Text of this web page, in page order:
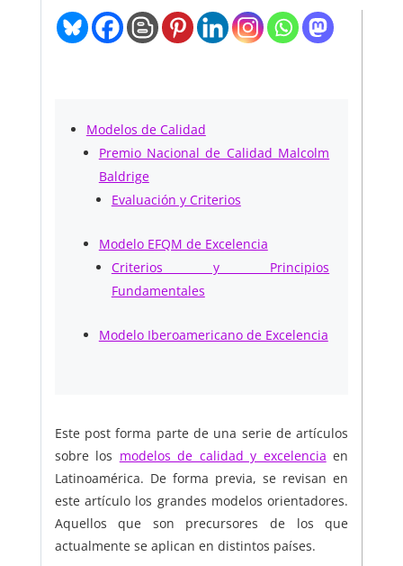
Modelos de Calidad
Premio Nacional de Calidad Malcolm
Baldrige
Evaluación y Criterios
Modelo EFQM de Excelencia
Criterios y Principios
Fundamentales
Modelo Iberoamericano de Excelencia
Este post forma parte de una serie de artículos
sobre los modelos de calidad y excelencia en
Latinoamérica. De forma previa, se revisan en
este artículo los grandes modelos orientadores.
Aquellos que son precursores de los que
actualmente se aplican en distintos países.